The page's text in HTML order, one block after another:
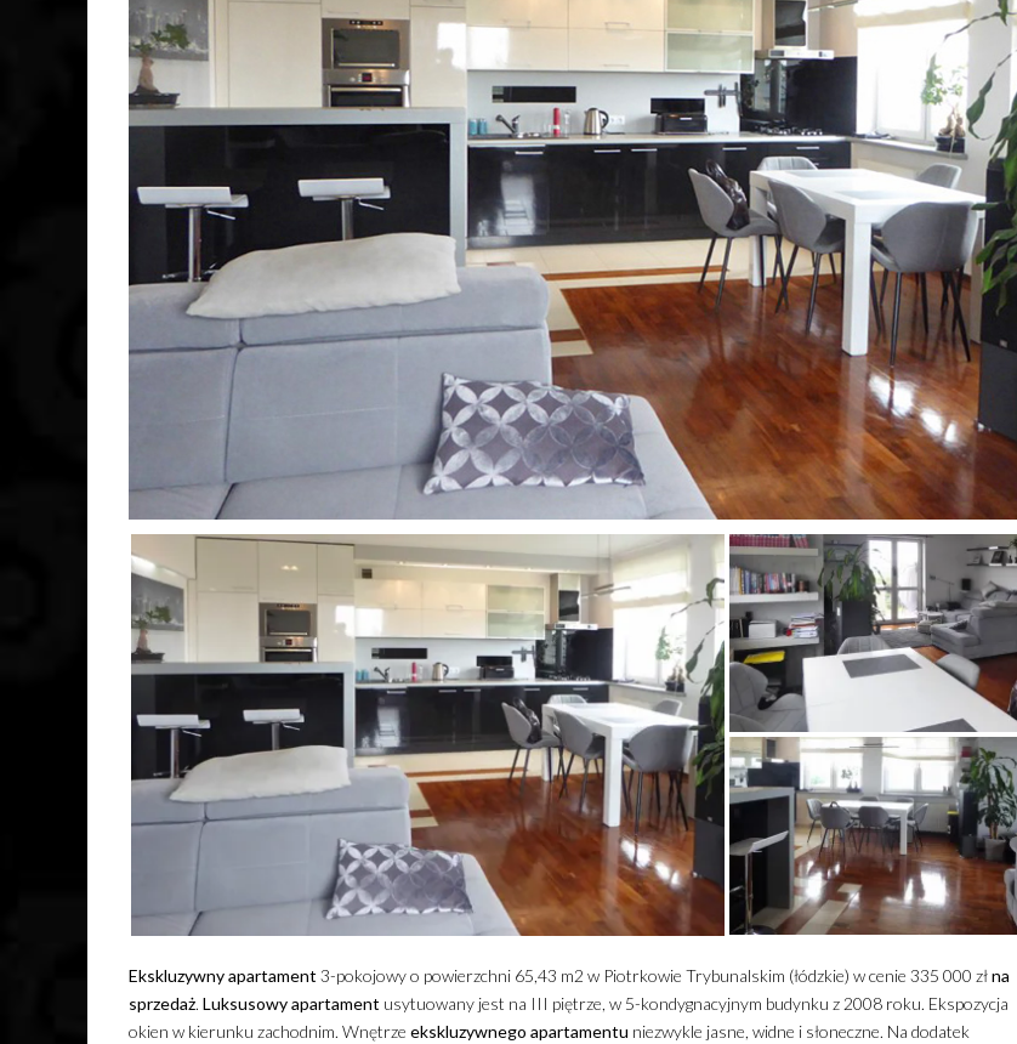
Ekskluzywny apartament 3-pokojowy o powierzchni 65,43 m2 w Piotrkowie Trybunalskim (łódzkie) w cenie 335 000 złna
sprzedaż. Luksusowy apartament usytuowany jest na III piętrze, w 5-kondygnacyjnym budynku z 2008 roku. Ekspozycja
okien w kierunku zachodnim. Wnętrze ekskluzywnego apartamentu niezwykle jasne, widne i słoneczne. Na dodatek